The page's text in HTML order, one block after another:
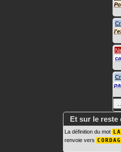
Et sur le
La définition du mot
renvoie vers